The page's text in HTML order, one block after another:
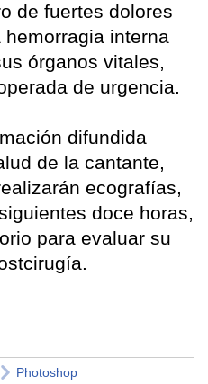
de fuertes dolores
interna
órganos vitales,
de urgencia.
difundida
de la cantante,
ecografías,
doce horas,
para evaluar su
Photoshop